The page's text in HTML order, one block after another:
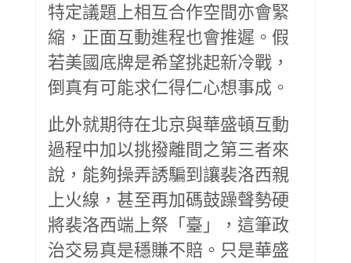
特定議題上相互合作空間亦會緊
縮，正面互動進程也會推遲。假
若美國底牌是希望挑起新冷戰，
倒真有可能求仁得仁心想事成。
此外就期待在北京與華盛頓互動
過程中加以挑撥離間之第三者來
說，能夠操弄誘騙到讓裴洛西親
上火線，甚至再加碼鼓躁聲勢硬
將裴洛西端上祭「臺」，這筆政
治交易真是穩賺不賠。只是華盛